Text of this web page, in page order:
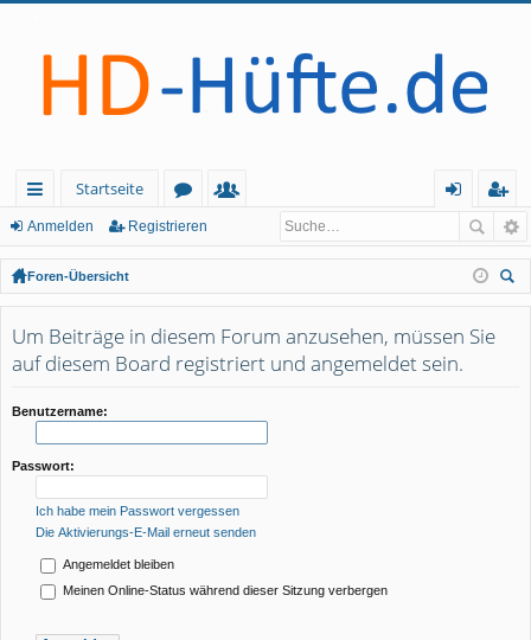
ch
ne
llz
ug
rif
f
Startseite
or
en
lie
de
r
m
el
de
n
eg
ist
rie
re
Anmelden Registrieren
Foren-Übersicht
Um Beiträge in diesem Forum anzusehen, müssen Sie
auf diesem Board registriert und angemeldet sein.
Benutzername:
Passwort:
Ich habe mein Passwort vergessen
Die Aktivierungs-E-Mail erneut senden
Angemeldet bleiben
Meinen Online-Status während dieser Sitzung verbergen